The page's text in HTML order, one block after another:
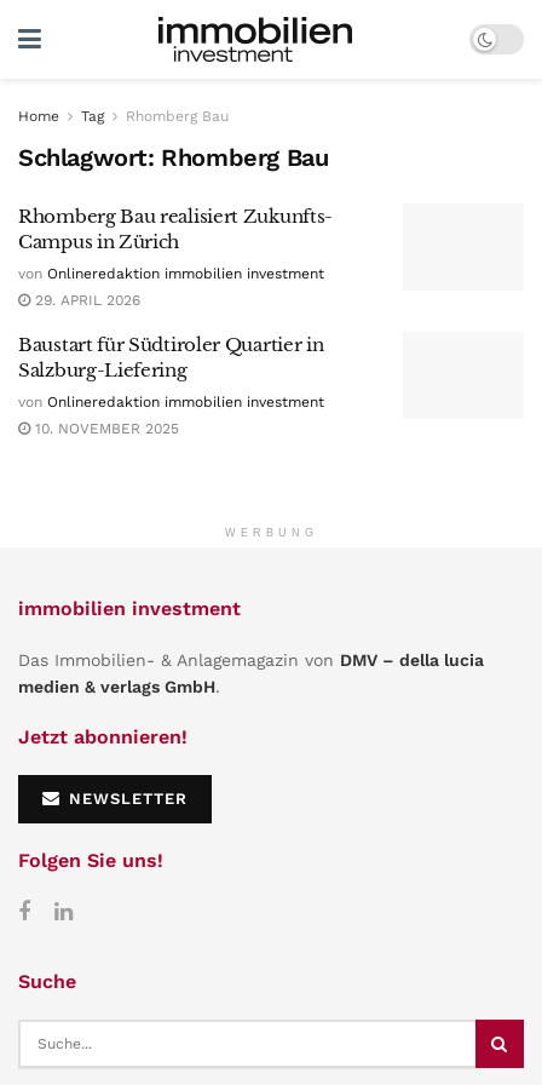
Home Tag Rhomberg Bau
Schlagwort: Rhomberg Bau
Rhomberg Bau realisiert Zukunfts-
Campus in Zürich
von Onlineredaktion immobilien investment
29. APRIL 2026
Baustart für Südtiroler Quartier in
Salzburg-Liefering
von Onlineredaktion immobilien investment
10. NOVEMBER 2025
WERBUNG
immobilien investment
Das Immobilien- & Anlagemagazin von DMV – della lucia
medien & verlags GmbH.
Jetzt abonnieren!
NEWSLETTER
Folgen Sie uns!
Suche